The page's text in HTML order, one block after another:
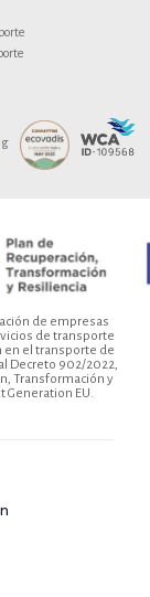
de empresas
de transporte
en el transporte de
Decreto 902/2022,
Transformación y
Generation EU.